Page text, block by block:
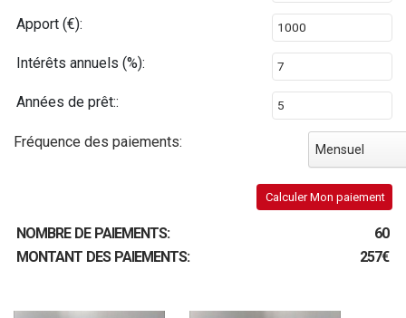
Apport (€):
Intérêts annuels (%):
Années de prêt::
Fréquence des paiements: Mensuel
Calculer Mon paiement
NOMBRE DE PAIEMENTS:
60
MONTANT DES PAIEMENTS:
257€